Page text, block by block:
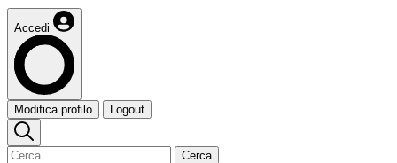
Accedi
Modifica profilo Logout
Cerca